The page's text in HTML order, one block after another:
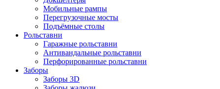
Мобильные рампы
Перегрузочные мосты
Подъёмные столы
Рольставни
Гаражные рольставни
Антивандальные рольставни
Перфорированные рольставни
Заборы
Заборы 3D